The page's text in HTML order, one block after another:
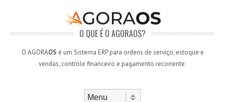
O QUE É O AGORAOS?
O AGORAOS é um Sistema ERP para ordens de serviço, estoque e
vendas, controle financeiro e pagamento recorrente.